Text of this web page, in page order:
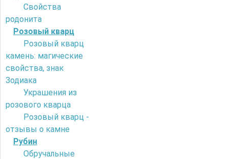
Свойства
родонита
Розовый кварц
Розовый кварц
камень: магические
свойства, знак
Зодиака
Украшения из
розового кварца
Розовый кварц -
отзывы о камне
Рубин
Обручальные